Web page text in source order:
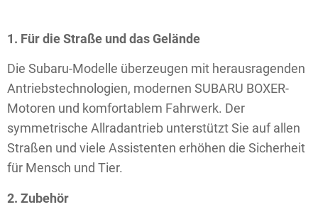
1. Für die Straße und das Gelände
Die Subaru-Modelle überzeugen mit herausragenden
Antriebs­technologien, modernen SUBARU BOXER-
Motoren und komfortablem Fahrwerk. Der
symmetrische Allradantrieb unterstützt Sie auf allen
Straßen und viele Assistenten erhöhen die Sicherheit
für Mensch und Tier.
2. Zubehör